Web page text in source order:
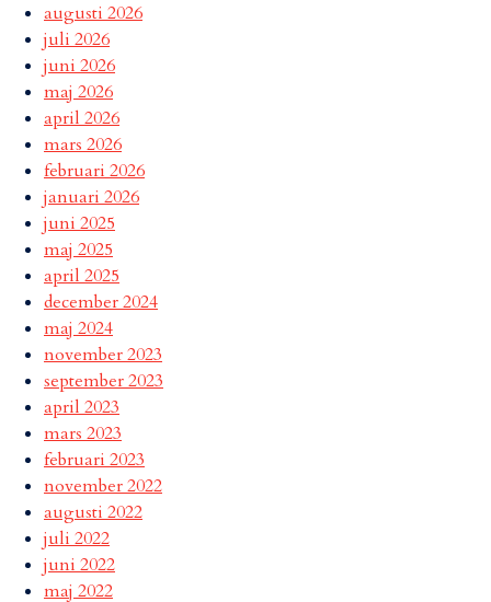
augusti 2026
juli 2026
juni 2026
maj 2026
april 2026
mars 2026
februari 2026
januari 2026
juni 2025
maj 2025
april 2025
december 2024
maj 2024
november 2023
september 2023
april 2023
mars 2023
februari 2023
november 2022
augusti 2022
juli 2022
juni 2022
maj 2022